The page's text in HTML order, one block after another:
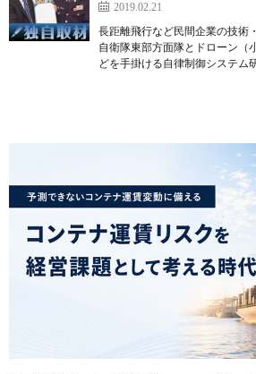
2019.02.21
長距離飛行など民間企業の技
自衛隊東部方面隊とドローン（
どを手掛ける自律制御システム